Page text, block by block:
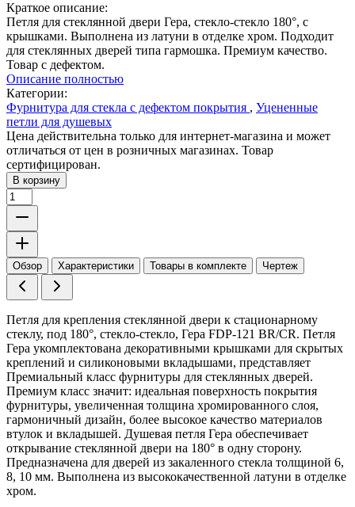
Краткое описание:
Петля для стеклянной двери Гера, стекло-стекло 180°, с
крышками. Выполнена из латуни в отделке хром. Подходит
для стеклянных дверей типа гармошка. Премиум качество.
Товар с дефектом.
Описание полностью
Категории:
Фурнитура для стекла с дефектом покрытия , Уцененные
петли для душевых
Цена действительна только для интернет-магазина и может
отличаться от цен в розничных магазинах. Товар
сертифицирован.
В корзину
Обзор Характеристики Товары в комплекте Чертеж
Петля для крепления стеклянной двери к стационарному
стеклу, под 180°, стекло-стекло, Гера FDP-121 BR/CR. Петля
Гера укомплектована декоративными крышками для скрытых
креплений и силиконовыми вкладышами, представляет
Премиальный класс фурнитуры для стеклянных дверей.
Премиум класс значит: идеальная поверхность покрытия
фурнитуры, увеличенная толщина хромированного слоя,
гармоничный дизайн, более высокое качество материалов
втулок и вкладышей. Душевая петля Гера обеспечивает
открывание стеклянной двери на 180° в одну сторону.
Предназначена для дверей из закаленного стекла толщиной 6,
8, 10 мм. Выполнена из высококачественной латуни в отделке
хром.